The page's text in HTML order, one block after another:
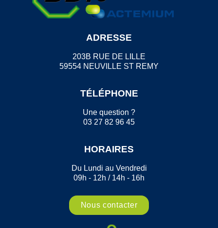
ADRESSE
203B RUE DE LILLE
59554 NEUVILLE ST REMY
TÉLÉPHONE
Une question ?
03 27 82 96 45
HORAIRES
Du Lundi au Vendredi
09h - 12h / 14h - 16h
Nous contacter